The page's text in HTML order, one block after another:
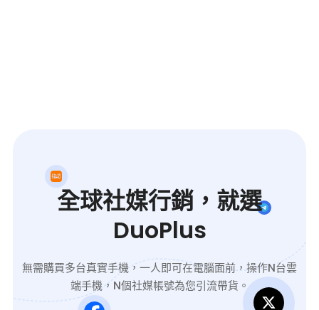
全球社媒行銷，就選
DuoPlus
無需購買多台真實手機，一人即可在電腦面前，操作N台雲
端手機，N個社媒帳號為您引流帶貨。